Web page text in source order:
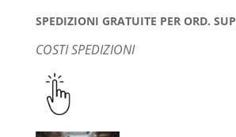
SPEDIZIONI GRATUITE PER ORD.
COSTI SPEDIZIONI